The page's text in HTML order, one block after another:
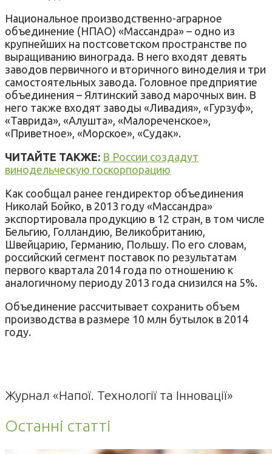
Национальное производственно-аграрное
объединение (НПАО) «Массандра» – одно из
крупнейших на постсоветском пространстве по
выращиванию винограда. В него входят девять
заводов первичного и вторичного виноделия и три
самостоятельных завода. Головное предприятие
объединения – Ялтинский завод марочных вин. В
него также входят заводы «Ливадия», «Гурзуф»,
«Таврида», «Алушта», «Малореченское»,
«Приветное», «Морское», «Судак».
ЧИТАЙТЕ ТАКЖЕ: В России создадут
винодельческую госкорпорацию
Как сообщал ранее гендиректор объединения
Николай Бойко, в 2013 году «Массандра»
экспортировала продукцию в 12 стран, в том числе
Бельгию, Голландию, Великобританию,
Швейцарию, Германию, Польшу. По его словам,
российский сегмент поставок по результатам
первого квартала 2014 года по отношению к
аналогичному периоду 2013 года снизился на 5%.
Объединение рассчитывает сохранить объем
производства в размере 10 млн бутылок в 2014
году.
Журнал «Напої. Технології та Інновації»
Останні статті